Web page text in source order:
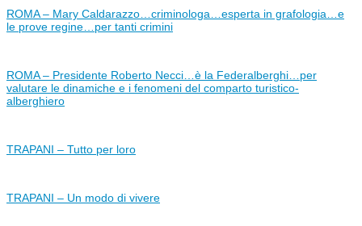
ROMA – Mary Caldarazzo…criminologa…esperta in grafologia…e
le prove regine…per tanti crimini
ROMA – Presidente Roberto Necci…è la Federalberghi…per
valutare le dinamiche e i fenomeni del comparto turistico-
alberghiero
TRAPANI – Tutto per loro
TRAPANI – Un modo di vivere